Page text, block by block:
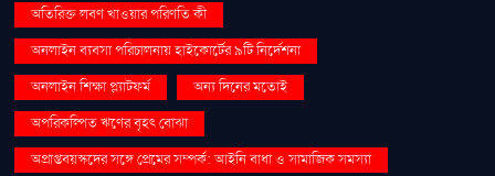
অতিরিক্ত লবণ খাওয়ার পরিণতি কী
অনলাইন ব্যবসা পরিচালনায় হাইকোর্টের ৯টি নির্দেশনা
অনলাইন শিক্ষা প্ল্যাটফর্ম
অন্য দিনের মতোই
অপরিকল্পিত ঋণের বৃহৎ বোঝা
অপ্রাপ্তবয়স্কদের সঙ্গে প্রেমের সম্পর্ক: আইনি বাধা ও সামাজিক সমস্যা